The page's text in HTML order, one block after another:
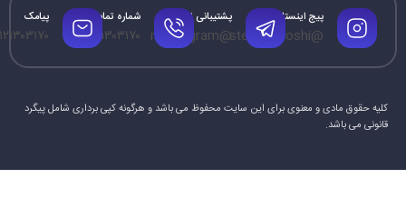
پیج اینستاگرام
@steamforoshi
پشتیبانی تلگرام
@mrtelegram
شماره تماس
۰۹۱۲۱۳۰۳۱۷۰
پیامک
کلیه حقوق مادی و معنوی برای این سایت محفوظ می باشد و هرگونه کپی برداری شامل پیگرد
قانونی می باشد.